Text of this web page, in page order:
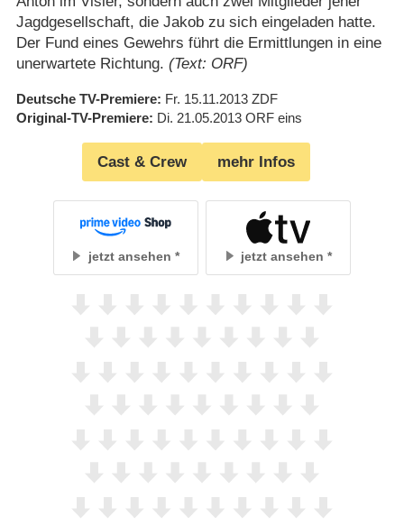
Jagdgesellschaft, die Jakob zu sich eingeladen hatte.
Der Fund eines Gewehrs führt die Ermittlungen in eine
unerwartete Richtung. (Text: ORF)
Deutsche TV-Premiere Fr. 15.11.2013 ZDF
Original-TV-Premiere
Di. 21.05.2013 ORF eins
Cast & Crew mehr Infos
jetzt ansehen jetzt ansehen